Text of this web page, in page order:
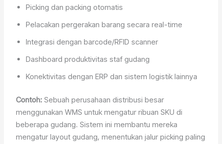
Picking dan packing otomatis
Pelacakan pergerakan barang secara real-time
Integrasi dengan barcode/RFID scanner
Dashboard produktivitas staf gudang
Konektivitas dengan ERP dan sistem logistik lainnya
Contoh: Sebuah perusahaan distribusi besar
menggunakan WMS untuk mengatur ribuan SKU di
beberapa gudang. Sistem ini membantu mereka
mengatur layout gudang, menentukan jalur picking paling